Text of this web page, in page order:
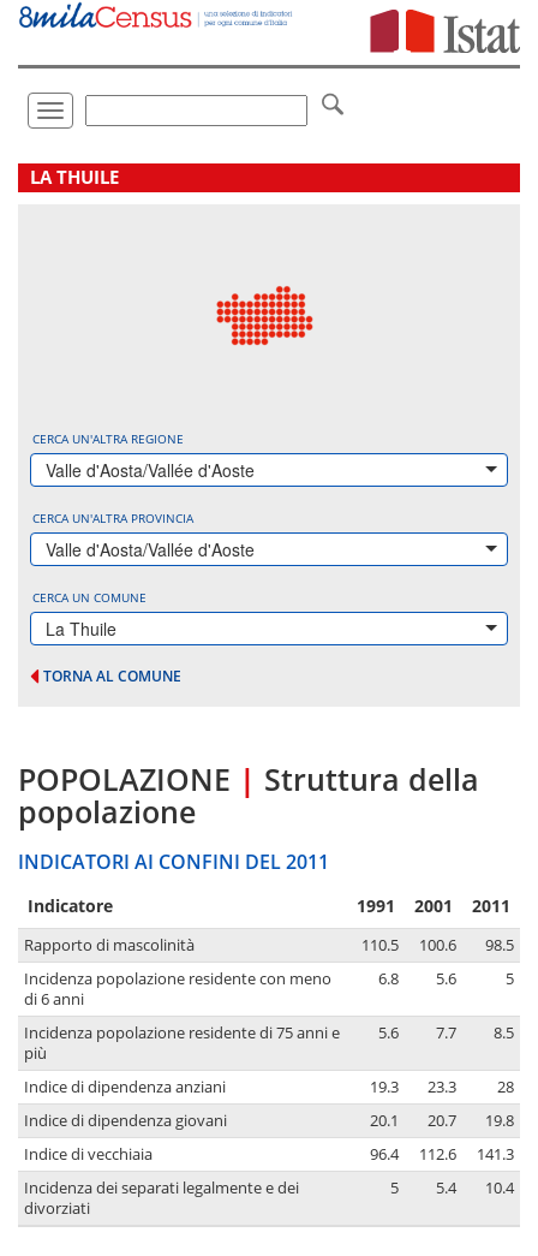
Vai
direttamente
Toggle
navigation
LA THUILE
CERCA UN'ALTRA REGIONE
Valle d'Aosta/Vallée d'Aoste
CERCA UN'ALTRA PROVINCIA
Valle d'Aosta/Vallée d'Aoste
CERCA UN COMUNE
La Thuile
TORNA AL COMUNE
POPOLAZIONE | Struttura della
popolazione
INDICATORI AI CONFINI DEL 2011
Indicatore 1991 2001 2011
Rapporto di mascolinità 110.5 100.6
98.5
Incidenza popolazione residente con meno
di 6 anni
6.8 5.6 5
Incidenza popolazione residente di 75 anni e
più
5.6 7.7 8.5
Indice di dipendenza anziani 19.3 23.3
28
Indice di dipendenza giovani
20.1 20.7
19.8
Indice di vecchiaia
96.4 112.6
141.3
Incidenza dei separati legalmente e dei
divorziati
5 5.4 10.4